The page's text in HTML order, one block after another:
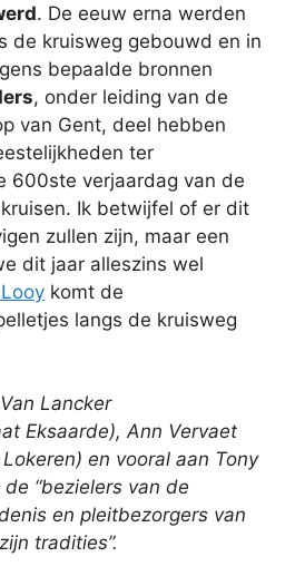
. De eeuw erna werden
de kruisweg gebouwd en in
bepaalde bronnen
, onder leiding van de
van Gent, deel hebben
ter
600ste verjaardag van de
Ik betwijfel of er dit
zullen zijn, maar een
dit jaar alleszins wel
komt de
langs de kruisweg
Lancker
Eksaarde), Ann Vervaet
en vooral aan Tony
“bezielers van de
en pleitbezorgers van
tradities”.